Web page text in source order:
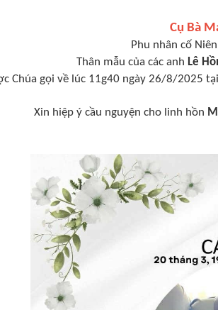
Cụ Bà
Phu nhân cố
Thân mẫu của các anh Lê
Chúa gọi về lúc 11g40 ngày 26/8/2025
Xin hiệp ý cầu nguyện cho linh hồn